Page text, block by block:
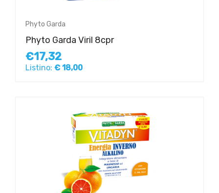
Phyto Garda
Phyto Garda Viril 8cpr
€17,32
Listino: € 18,00